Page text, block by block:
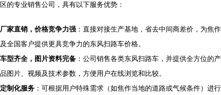
区的专业销售公司，具有以下服务优势：
厂家直销，价格竞争力强 ：直接对接生产基地，省去中间商差价，为焦作
及全国客户提供更具竞争力的东风扫路车价格。
车型齐全，图片资料完备 ：公司销售各类东风扫路车，并提供全方位的产
品图片、视频及技术参数，方便用户在线浏览和比较。
定制化服务 ：可根据用户特殊需求（如焦作当地的道路或气候条件）进行